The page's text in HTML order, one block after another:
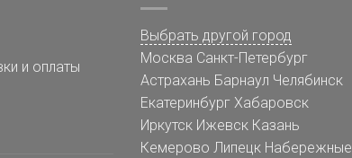
и оплаты
Выбрать другой город
Москва Санкт-Петербург
Астрахань Барнаул Челябинск
Екатеринбург Хабаровск
Иркутск Ижевск Казань
Кемерово Липецк Набережные